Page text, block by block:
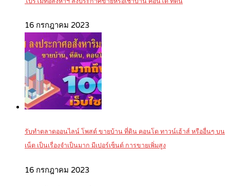
16 กรกฎาคม 2023
รับทำตลาดออนไลน์ โพสต์ ขายบ้าน ที่ดิน คอนโด ทาวน์เฮ้าส์ หรืออื่นๆ บน
เน็ต เป็นเรื่องจำเป็นมาก มีเปอร์เซ็นต์ การขายเพิ่มสูง
16 กรกฎาคม 2023